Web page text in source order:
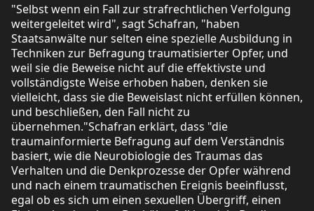
"Selbst wenn ein Fall zur strafrechtlichen Verfolgung
weitergeleitet wird", sagt Schafran, "haben
Staatsanwälte nur selten eine spezielle Ausbildung in
Techniken zur Befragung traumatisierter Opfer, und
weil sie die Beweise nicht auf die effektivste und
vollständigste Weise erhoben haben, denken sie
vielleicht, dass sie die Beweislast nicht erfüllen können,
und beschließen, den Fall nicht zu
übernehmen."Schafran erklärt, dass "die
traumainformierte Befragung auf dem Verständnis
basiert, wie die Neurobiologie des Traumas das
Verhalten und die Denkprozesse der Opfer während
und nach einem traumatischen Ereignis beeinflusst,
egal ob es sich um einen sexuellen Übergriff, einen